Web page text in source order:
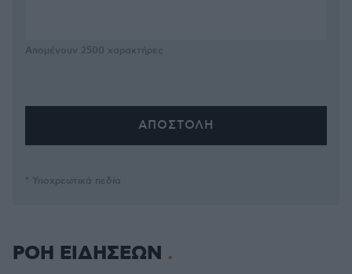
Απομένουν 2500 χαρακτήρες
* Υποχρεωτικά πεδία
ΡΟΗ ΕΙΔΗΣΕΩΝ